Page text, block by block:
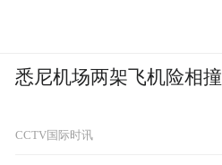
悉尼机场两架飞机险相撞
CCTV国际时讯